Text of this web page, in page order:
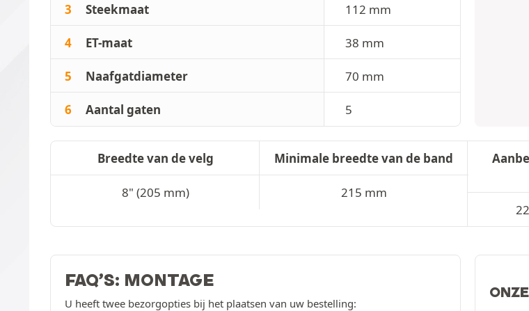
3 Steekmaat 112 mm
4 ET-maat 38 mm
5 Naafgatdiameter 70 mm
6 Aantal gaten 5
Breedte van de velg
8" (205 mm)
Minimale breedte van de band
215 mm
FAQ’S: MONTAGE
U heeft twee bezorgopties bij het plaatsen van uw bestelling: